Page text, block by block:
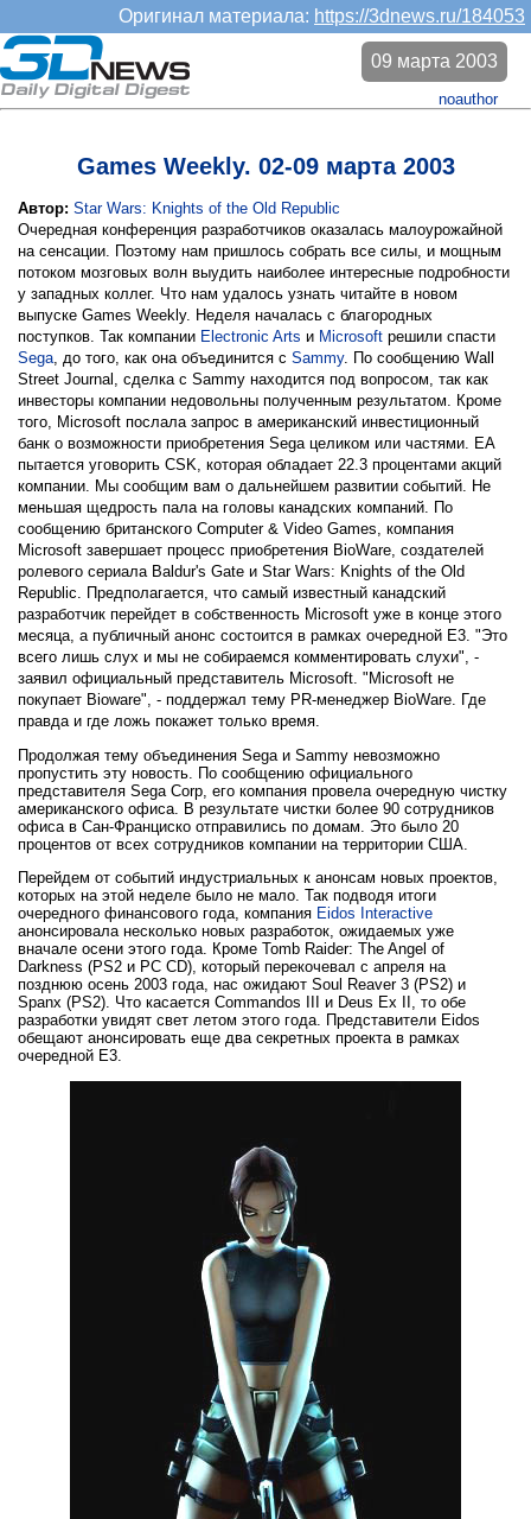
Оригинал материала: https://3dnews.ru/184053
Games Weekly. 02-09 марта 2003
09 марта 2003
noauthor
Автор: Star Wars: Knights of the Old Republic
Очередная конференция разработчиков оказалась малоурожайной
на сенсации. Поэтому нам пришлось собрать все силы, и мощным
потоком мозговых волн выудить наиболее интересные подробности
у западных коллег. Что нам удалось узнать читайте в новом
выпуске Games Weekly. Неделя началась с благородных
поступков. Так компании Electronic Arts и Microsoft решили спасти
Sega , до того, как она объединится с Sammy. По сообщению Wall
Street Journal, сделка с Sammy находится под вопросом, так как
инвесторы компании недовольны полученным результатом. Кроме
того, Microsoft послала запрос в американский инвестиционный
банк о возможности приобретения Sega целиком или частями. EA
пытается уговорить CSK, которая обладает 22.3 процентами акций
компании. Мы сообщим вам о дальнейшем развитии событий. Не
меньшая щедрость пала на головы канадских компаний. По
сообщению британского Computer & Video Games, компания
Microsoft завершает процесс приобретения BioWare, создателей
ролевого сериала Baldur's Gate и Star Wars: Knights of the Old
Republic. Предполагается, что самый известный канадский
разработчик перейдет в собственность Microsoft уже в конце этого
месяца, а публичный анонс состоится в рамках очередной E3. "Это
всего лишь слух и мы не собираемся комментировать слухи", -
заявил официальный представитель Microsoft. "Microsoft не
покупает Bioware", - поддержал тему PR-менеджер BioWare. Где
правда и где ложь покажет только время.
Продолжая тему объединения Sega и Sammy невозможно
пропустить эту новость. По сообщению официального
представителя Sega Corp, его компания провела очередную чистку
американского офиса. В результате чистки более 90 сотрудников
офиса в Сан-Франциско отправились по домам. Это было 20
процентов от всех сотрудников компании на территории США.
Перейдем от событий индустриальных к анонсам новых проектов,
которых на этой неделе было не мало. Так подводя итоги
очередного финансового года, компания Eidos Interactive
анонсировала несколько новых разработок, ожидаемых уже
вначале осени этого года. Кроме Tomb Raider: The Angel of
Darkness (PS2 и PC CD), который перекочевал с апреля на
позднюю осень 2003 года, нас ожидают Soul Reaver 3 (PS2) и
Spanx (PS2). Что касается Commandos III и Deus Ex II, то обе
разработки увидят свет летом этого года. Представители Eidos
обещают анонсировать еще два секретных проекта в рамках
очередной E3.